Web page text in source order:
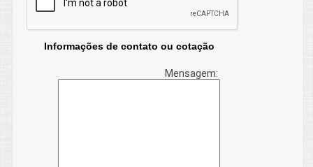
Informações de contato ou cotação
Mensagem: